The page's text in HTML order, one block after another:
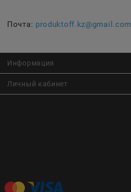
Почта: produktoff.kz@gmail.com
Информация
Личный кабинет